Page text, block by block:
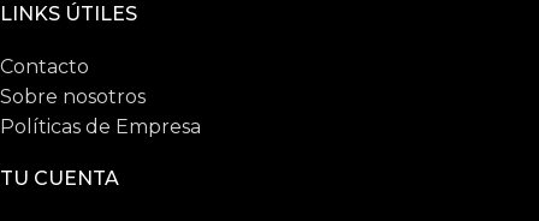
LINKS ÚTILES
Contacto
Sobre nosotros
Políticas de Empresa
TU CUENTA